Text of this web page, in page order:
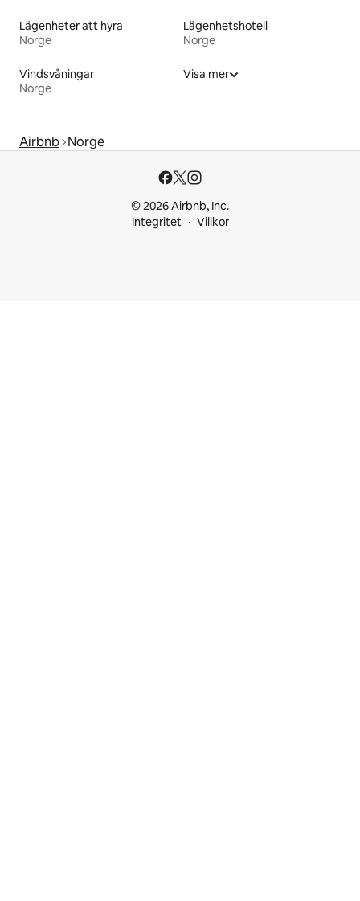
Lägenheter att hyra
Norge
Lägenhetshotell
Norge
Vindsvåningar
Norge
Visa mer
Airbnb Norge
© 2026 Airbnb, Inc.
Integritet
Villkor